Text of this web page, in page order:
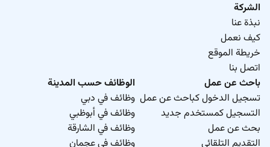
الشركة
نبذة عنا
كيف نعمل
خريطة الموقع
اتصل بنا
باحث عن عمل
تسجيل الدخول كباحث عن عمل
التسجيل كمستخدم جديد
بحث عن عمل
التقديم التلقائي
الوظائف حسب المدينة
وظائف في دبي
وظائف في أبوظبي
وظائف في الشارقة
وظائف في عجمان